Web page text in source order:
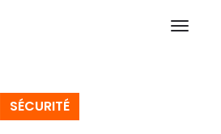
SÉCURITÉ